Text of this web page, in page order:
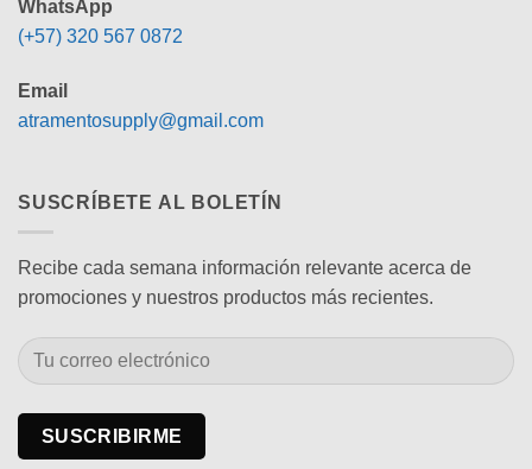
WhatsApp
(+57) 320 567 0872
Email
atramentosupply@gmail.com
SUSCRÍBETE AL BOLETÍN
Recibe cada semana información relevante acerca de
promociones y nuestros productos más recientes.